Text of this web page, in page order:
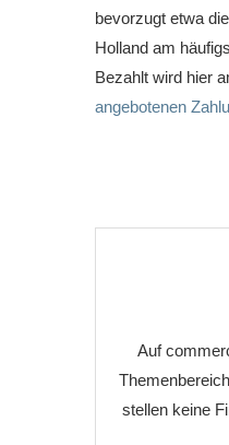
bevorzugt etwa
Holland am
Bezahlt wird hier
angebotenen
Auf
stellen keine